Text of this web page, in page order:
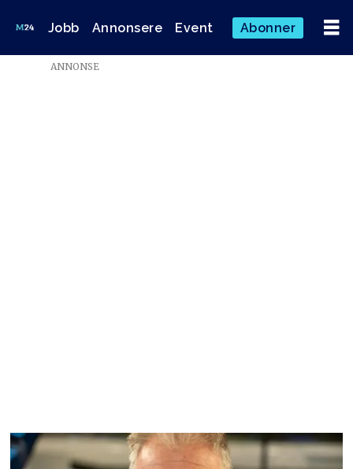
Jobb Annonsere Event Abonner
Emne:
ANNONSE